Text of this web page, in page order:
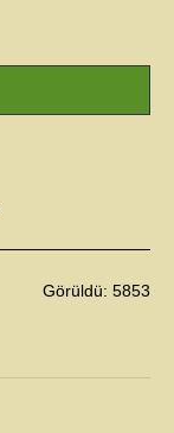
Görüldü: 5853